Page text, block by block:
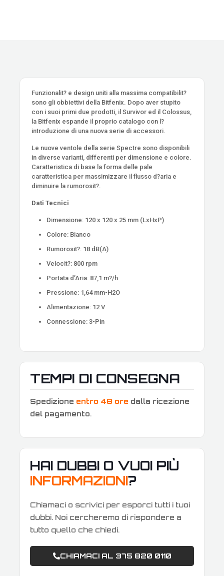
Funzionalit? e design uniti alla massima compatibilit?
sono gli obbiettivi della Bitfenix. Dopo aver stupito
con i suoi primi due prodotti, il Survivor ed il Colossus,
la Bitfenix espande il proprio catalogo con l?
introduzione di una nuova serie di accessori.
Le nuove ventole della serie Spectre sono disponibili
in diverse varianti, differenti per dimensione e colore.
Caratteristica di base la forma delle pale
caratteristica per massimizzare il flusso d?aria e
diminuire la rumorosit?.
Dati Tecnici
Dimensione: 120 x 120 x 25 mm (LxHxP)
Colore: Bianco
Rumorosit?: 18 dB(A)
Velocit?: 800 rpm
Portata d’Aria: 87,1 m?/h
Pressione: 1,64 mm-H2O
Alimentazione: 12 V
Connessione: 3-Pin
TEMPI DI CONSEGNA
Spedizione entro 48 ore dalla ricezione
del pagamento.
HAI DUBBI O VUOI PIÙ
INFORMAZIONI?
Chiamaci o scrivici per esporci tutti i tuoi
dubbi. Noi cercheremo di rispondere a
tutto quello che chiedi.
CHIAMACI AL 375 820 0110